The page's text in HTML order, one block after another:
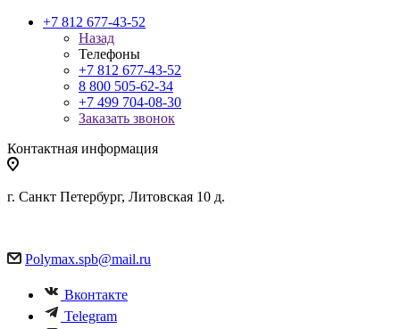
+7 812 677-43-52
Назад
Телефоны
+7 812 677-43-52
8 800 505-62-34
+7 499 704-08-30
Заказать звонок
Контактная информация
г. Санкт Петербург, Литовская 10 д.
Polymax.spb@mail.ru
Вконтакте
Telegram